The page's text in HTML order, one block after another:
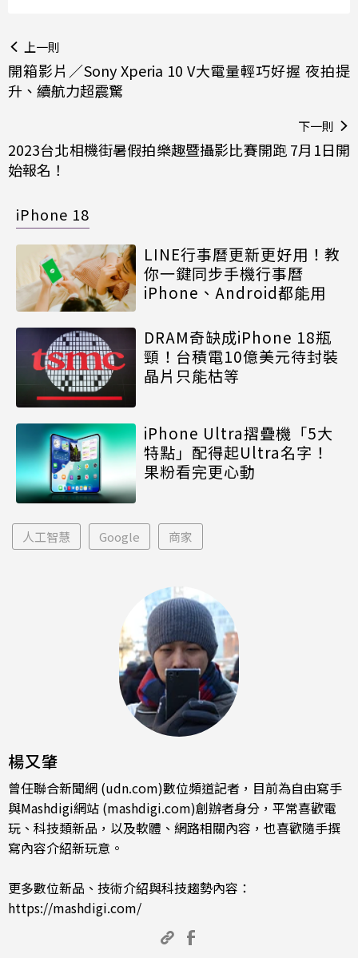
上一則
開箱影片／Sony Xperia 10 V大電量輕巧好握 夜拍提
升、續航力超震驚
下一則
2023台北相機街暑假拍樂趣暨攝影比賽開跑 7月1日開
始報名！
iPhone 18
LINE行事曆更新更好用！教
你一鍵同步手機行事曆
iPhone、Android都能用
DRAM奇缺成iPhone 18瓶
頸！台積電10億美元待封裝
晶片只能枯等
iPhone Ultra摺疊機「5大
特點」配得起Ultra名字！
果粉看完更心動
人工智慧 Google 商家
楊又肇
曾任聯合新聞網 (udn.com)數位頻道記者，目前為自由寫手
與Mashdigi網站 (mashdigi.com)創辦者身分，平常喜歡電
玩、科技類新品，以及軟體、網路相關內容，也喜歡隨手撰
寫內容介紹新玩意。
更多數位新品、技術介紹與科技趨勢內容：
https://mashdigi.com/